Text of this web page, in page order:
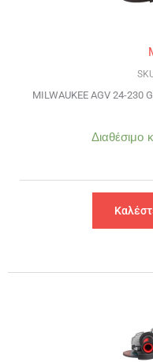
MILWAUKEE AGV 24-
Διαθέσιμο